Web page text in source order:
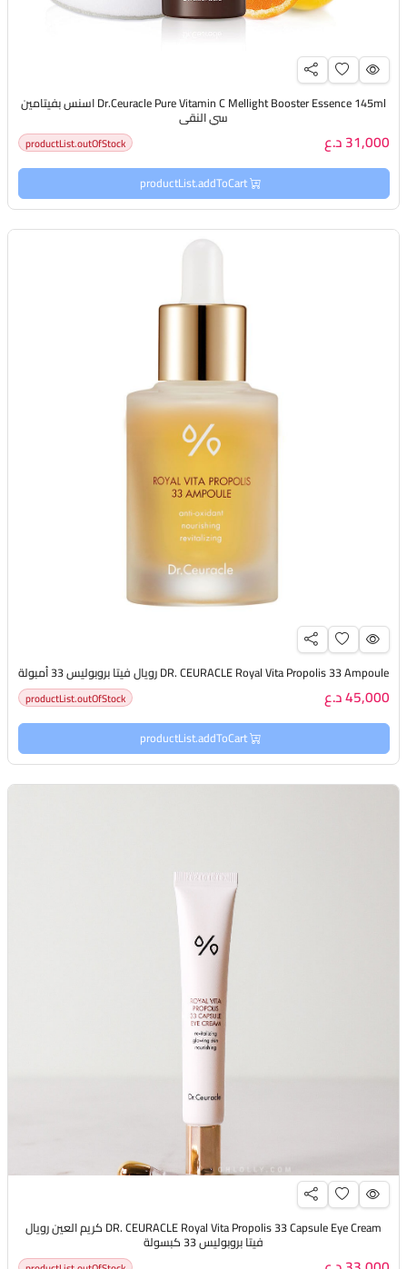
Dr.Ceuracle Pure Vitamin C Mellight Booster Essence 145ml اسنس بفيتامين
سي النقي
31,000 د.ع productList.outOfStock
productList.addToCart
DR. CEURACLE Royal Vita Propolis 33 Ampoule رويال فيتا بروبوليس 33 أمبولة
45,000 د.ع productList.outOfStock
productList.addToCart
DR. CEURACLE Royal Vita Propolis 33 Capsule Eye Cream كريم العين رويال
فيتا بروبوليس 33 كبسولة